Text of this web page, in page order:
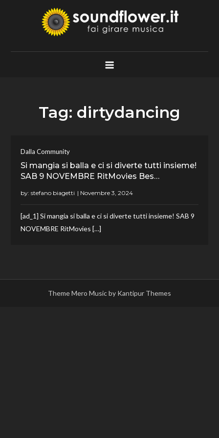
Soundflower.it
Fai Girare Musica
Tag: dirtydancing
Dalla Community
Si mangia si balla e ci si diverte tutti insieme!
SAB 9 NOVEMBRE RitMovies Bes…
by:stefano biagetti
[ad_1] Si mangia si balla e ci si diverte tutti insieme! SAB 9
NOVEMBRE RitMovies […]
Theme Mero Music by Kantipur Themes